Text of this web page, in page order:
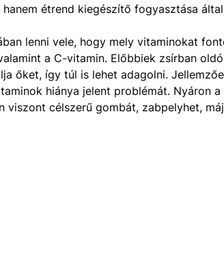
étrend kiegészítő fogyasztása
lenni vele, hogy mely vitaminokat
a C-vitamin. Előbbiek zsírban
őket, így túl is lehet adagolni.
hiánya jelent problémát. Nyáron
viszont célszerű gombát, zabpelyhet,